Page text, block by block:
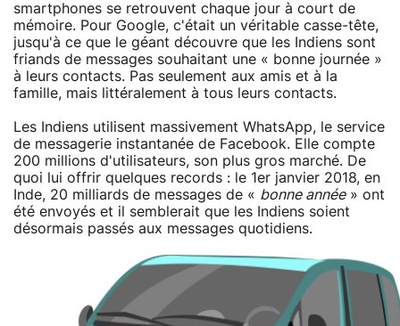
smartphones se retrouvent chaque jour à court de
mémoire. Pour Google, c'était un véritable casse-tête,
jusqu'à ce que le géant découvre que les Indiens sont
friands de messages souhaitant une « bonne journée »
à leurs contacts. Pas seulement aux amis et à la
famille, mais littéralement à tous leurs contacts.
Les Indiens utilisent massivement WhatsApp, le service
de messagerie instantanée de Facebook. Elle compte
200 millions d'utilisateurs, son plus gros marché. De
quoi lui offrir quelques records : le 1er janvier 2018, en
Inde, 20 milliards de messages de « bonne année» ont
été envoyés et il semblerait que les Indiens soient
désormais passés aux messages quotidiens.